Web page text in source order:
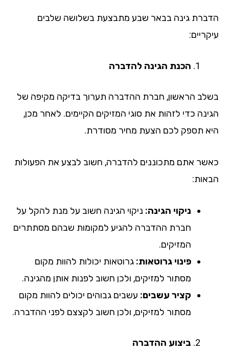
הדברת גינה בבאר שבע מתבצעת בשלושה שלבים
עיקריים:
הכנת הגינה להדברה
בשלב הראשון, חברת ההדברה תערוך בדיקה מקיפה של
הגינה כדי לזהות את סוגי המזיקים הקיימים. לאחר מכן,
היא תספק לכם הצעת מחיר מסודרת.
כאשר אתם מתכוננים להדברה, חשוב לבצע את הפעולות
הבאות:
ניקוי הגינה: ניקוי הגינה חשוב על מנת להקל על
חברת ההדברה להגיע למקומות שבהם מסתתרים
המזיקים.
פינוי גרוטאות: גרוטאות יכולות להוות מקום
מסתור למזיקים, ולכן חשוב לפנות אותן מהגינה.
קציר עשבים: עשבים גבוהים יכולים להוות מקום
מסתור למזיקים, ולכן חשוב לקצצם לפני ההדברה.
ביצוע ההדברה